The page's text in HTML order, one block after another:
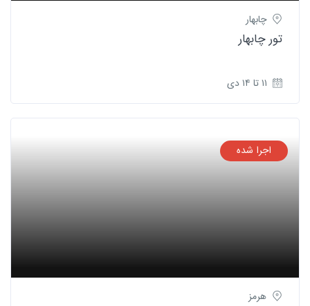
چابهار
تور چابهار
۱۱ تا ۱۴ دی
اجرا شده
هرمز